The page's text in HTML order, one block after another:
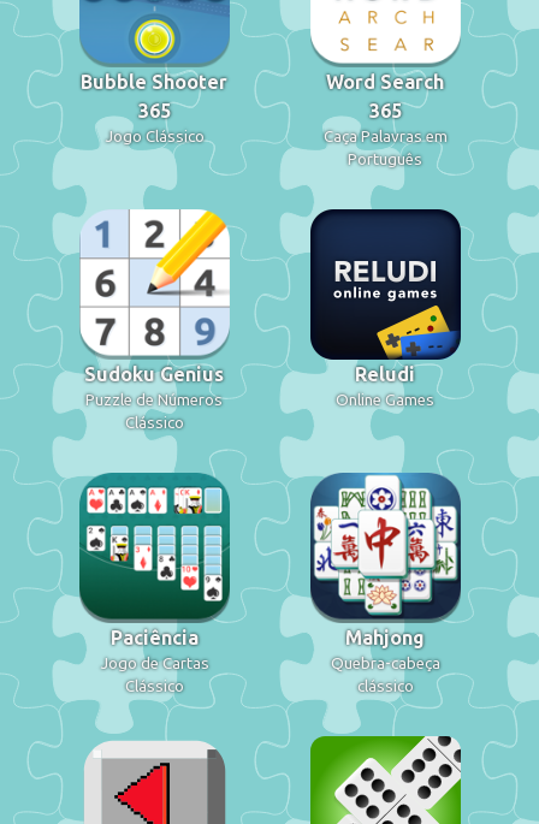
Bubble Shooter
365
Jogo Clássico
Word Search
365
Caça Palavras em
Português
Sudoku Genius
Puzzle de Números
Clássico
Reludi
Online Games
Paciência
Jogo de Cartas
Clássico
Mahjong
Quebra-cabeça
clássico